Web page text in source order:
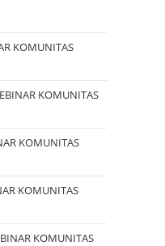
KOMUNITAS
KOMUNITAS
KOMUNITAS
KOMUNITAS
KOMUNITAS